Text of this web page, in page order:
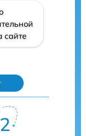
сайте